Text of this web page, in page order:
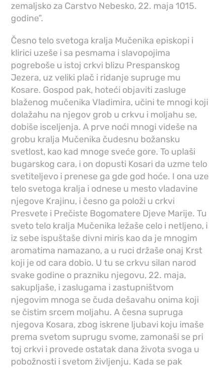
zemaljsko za Carstvo Nebesko, 22. maja 1015.
godine”.
Česno telo svetoga kralja Mučenika episkopi i
klirici uzeše i sa pesmama i slavopojima
pogreboše u istoj crkvi blizu Prespanskog
Jezera, uz veliki plač i ridanje supruge mu
Kosare. Gospod pak, hoteći objaviti zasluge
blaženog mučenika Vladimira, učini te mnogi koji
dolažahu na njegov grob u crkvu i moljahu se,
dobiše isceljenja. A prve noći mnogi videše na
grobu kralja Mučenika čudesnu božansku
svetlost, kao kad mnoge sveće gore. To uplaši
bugarskog cara, i on dopusti Kosari da uzme telo
svetiteljevo i prenese ga gde god hoće. I ona uze
telo svetoga kralja i odnese u mesto vladavine
njegove Krajinu, i česno ga položi u crkvi
Presvete i Prečiste Bogomatere Djeve Marije. Tu
sveto telo kralja Mučenika ležaše celo i netljeno, i
iz sebe ispuštaše divni miris kao da je mnogim
aromatima namazano, a u ruci držaše onaj Krst
koji je od cara dobio. U tu se crkvu silan narod
svake godine o prazniku njegovu, 22. maja,
sakupljaše, i zaslugama i zastupništvom
njegovim mnoga se čuda dešavahu onima koji
se čistim srcem moljahu. A česna supruga
njegova Kosara, zbog iskrene ljubavi koju imaše
prema svetom suprugu svome, zamonaši se pri
toj crkvi i provede ostatak dana života svoga u
pobožnosti i svetom življenju. Kada se pak